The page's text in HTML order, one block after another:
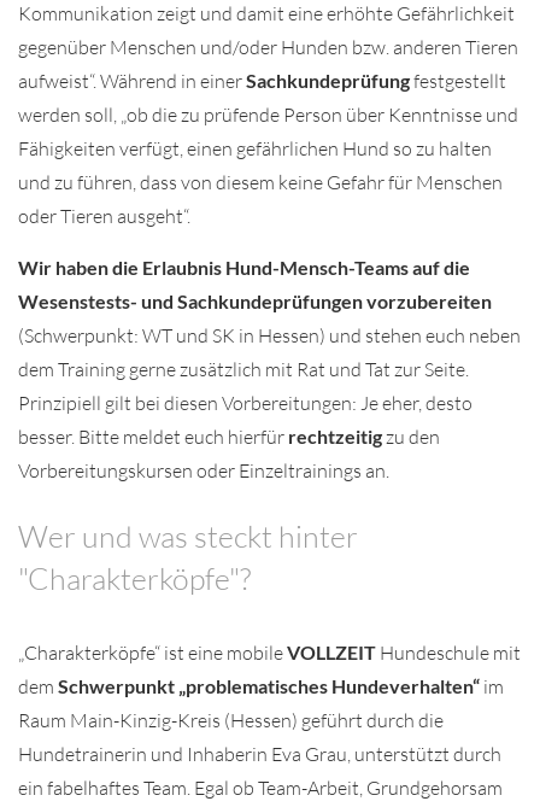
Kommunikation zeigt und damit eine erhöhte Gefährlichkeit
gegenüber Menschen und/oder Hunden bzw. anderen Tieren
aufweist“. Während in einerSachkundeprüfungfestgestellt
werden soll, „ob die zu prüfende Person über Kenntnisse und
Fähigkeiten verfügt, einen gefährlichen Hund so zu halten
und zu führen, dass von diesem keine Gefahr für Menschen
oder Tieren ausgeht“.
Wir haben die Erlaubnis Hund-Mensch-Teams auf die
Wesenstests- und Sachkundeprüfungen vorzubereiten
(Schwerpunkt: WT und SK in Hessen) und stehen euch neben
dem Training gerne zusätzlich mit Rat und Tat zur Seite.
Prinzipiell gilt bei diesen Vorbereitungen: Je eher, desto
besser. Bitte meldet euch hierfür rechtzeitigzu den
Vorbereitungskursen oder Einzeltrainings an.
Wer und was steckt hinter
"Charakterköpfe"?
„Charakterköpfe“ ist eine mobileVOLLZEIT Hundeschule mit
dem Schwerpunkt „problematisches Hundeverhalten“ im
Raum Main-Kinzig-Kreis (Hessen) geführt durch die
Hundetrainerin und Inhaberin Eva Grau, unterstützt durch
ein fabelhaftes Team. Egal ob Team-Arbeit, Grundgehorsam